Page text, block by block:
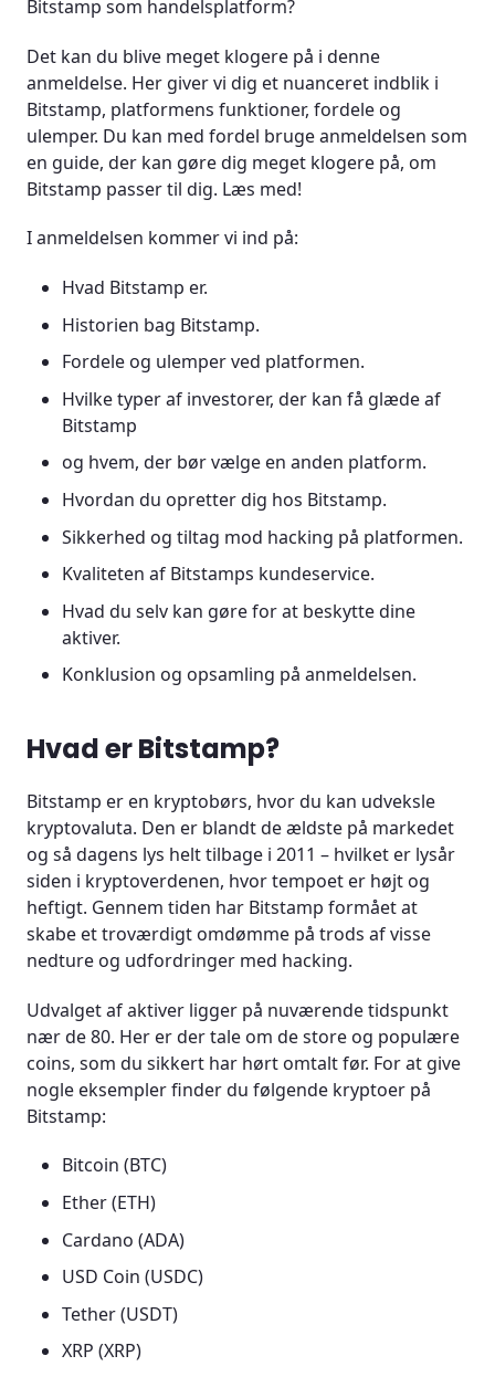
Gebyrer hos Bitstamp
Fleksibilitet med Bitstamps mobilapp
Konklusion og opsamling på anmeldelsen
Bitstamp som handelsplatform?
Det kan du blive meget klogere på i denne
anmeldelse. Her giver vi dig et nuanceret indblik i
Bitstamp, platformens funktioner, fordele og
ulemper. Du kan med fordel bruge anmeldelsen som
en guide, der kan gøre dig meget klogere på, om
Bitstamp passer til dig. Læs med!
I anmeldelsen kommer vi ind på:
Hvad Bitstamp er.
Historien bag Bitstamp.
Fordele og ulemper ved platformen.
Hvilke typer af investorer, der kan få glæde af
Bitstamp
og hvem, der bør vælge en anden platform.
Hvordan du opretter dig hos Bitstamp.
Sikkerhed og tiltag mod hacking på platformen.
Kvaliteten af Bitstamps kundeservice.
Hvad du selv kan gøre for at beskytte dine
aktiver.
Konklusion og opsamling på anmeldelsen.
Hvad er Bitstamp?
Bitstamp er en kryptobørs, hvor du kan udveksle
kryptovaluta. Den er blandt de ældste på markedet
og så dagens lys helt tilbage i 2011 – hvilket er lysår
siden i kryptoverdenen, hvor tempoet er højt og
heftigt. Gennem tiden har Bitstamp formået at
skabe et troværdigt omdømme på trods af visse
nedture og udfordringer med hacking.
Udvalget af aktiver ligger på nuværende tidspunkt
nær de 80. Her er der tale om de store og populære
coins, som du sikkert har hørt omtalt før. For at give
nogle eksempler finder du følgende kryptoer på
Bitstamp:
Bitcoin (BTC)
Ether (ETH)
Cardano (ADA)
USD Coin (USDC)
Tether (USDT)
XRP (XRP)